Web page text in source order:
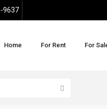
9637
Home For Rent For